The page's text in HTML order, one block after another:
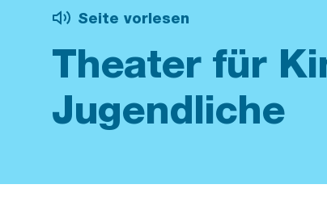
Seite vorlesen
Theater für
Jugendliche